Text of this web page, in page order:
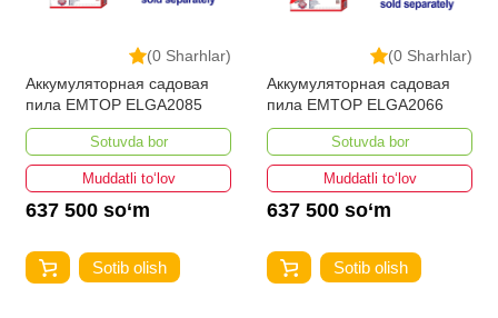
(0 Sharhlar)
Аккумуляторная садовая
пила EMTOP ELGA2085
Sotuvda bor
Muddatli to‘lov
637 500 so‘m
Sotib olish
(0 Sharhlar)
Аккумуляторная садовая
пила EMTOP ELGA2066
Sotuvda bor
Muddatli to‘lov
637 500 so‘m
Sotib olish